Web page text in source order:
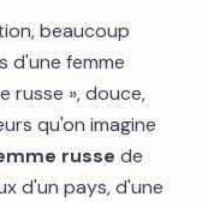
beaucoup
d'une femme
russe », douce,
qu'on imagine
russe de
d'un pays, d'une